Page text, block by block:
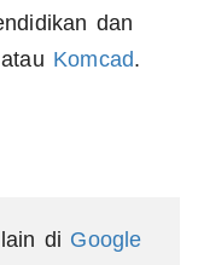
dan
Komcad.
di Google